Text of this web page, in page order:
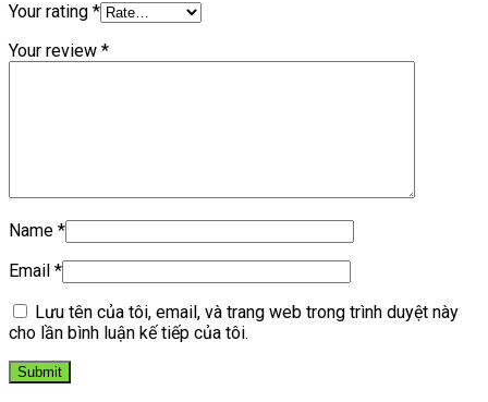
Your rating *
Your review *
Name *
Email *
Lưu tên của tôi, email, và trang web trong trình duyệt này
cho lần bình luận kế tiếp của tôi.